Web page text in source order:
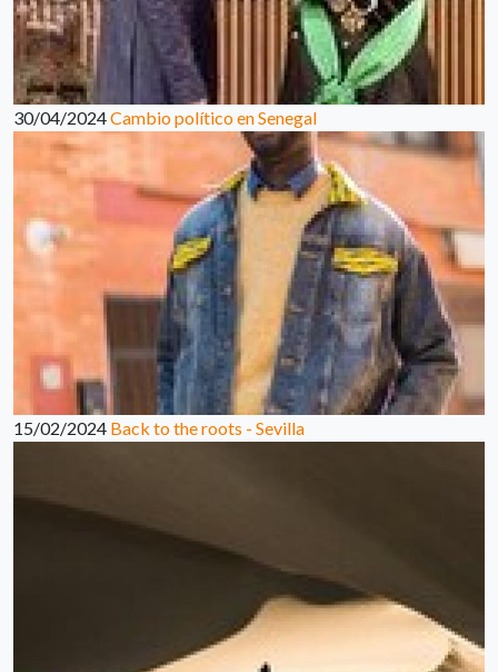
30/04/2024Cambio político en Senegal
15/02/2024 Back to the roots - Sevilla